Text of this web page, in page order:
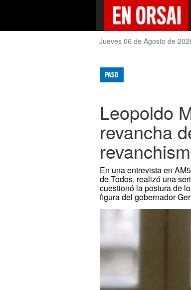
Jueves 06 de Agosto de
PASO
Leopoldo
revancha
En una entrevista en
de Todos, realizó una
cuestionó la postura de
figura del gobernador